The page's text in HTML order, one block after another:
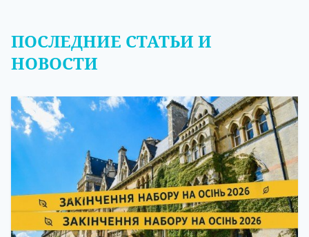
ПОСЛЕДНИЕ СТАТЬИ И
НОВОСТИ